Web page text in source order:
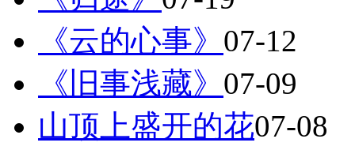
《云的心事》 07-12
《旧事浅藏》 07-09
山顶上盛开的花07-08